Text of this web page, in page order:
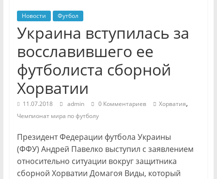
Новости Футбол
Украина вступилась за
восславившего ее
футболиста сборной
Хорватии
11.07.2018 admin 0 Комментариев Хорватия,
Чемпионат мира по футболу
Президент Федерации футбола Украины
(ФФУ) Андрей Павелко выступил с заявлением
относительно ситуации вокруг защитника
сборной Хорватии Домагоя Виды, который